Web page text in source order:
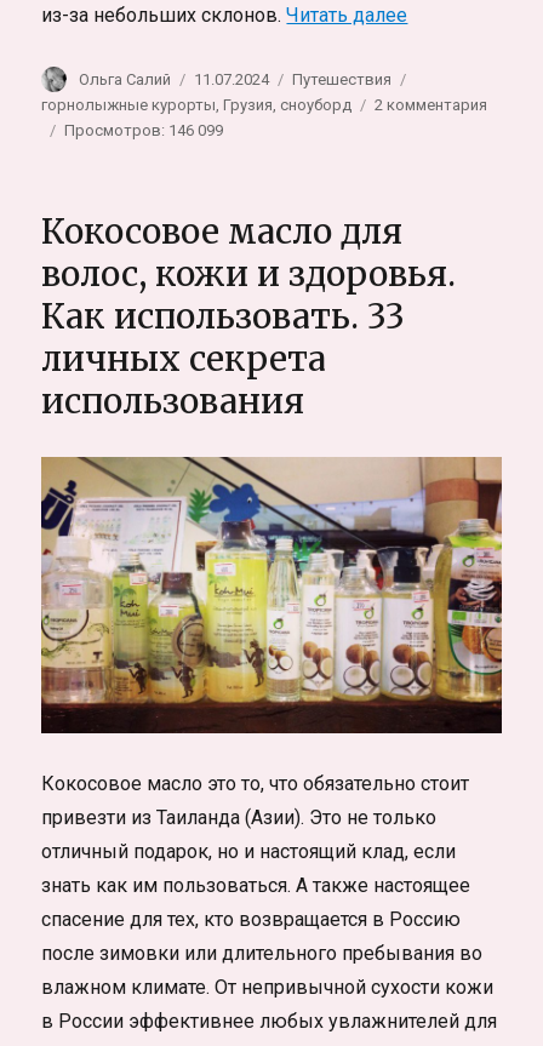
из-за небольших склонов.Читать далее«Зимовка в
Автор
Ольга Салий Опубликовано
11.07.2024 Рубрики
Путешествия
горнолыжные курорты,Грузия, сноуборд 2 комментария
Просмотров: 146 099
Кокосовое масло для
волос, кожи и здоровья.
Как использовать. 33
личных секрета
использования
Кокосовое масло это то, что обязательно стоит
привезти из Таиланда (Азии). Это не только
отличный подарок, но и настоящий клад, если
знать как им пользоваться. А также настоящее
спасение для тех, кто возвращается в Россию
после зимовки или длительного пребывания во
влажном климате. От непривычной сухости кожи
в России эффективнее любых увлажнителей для